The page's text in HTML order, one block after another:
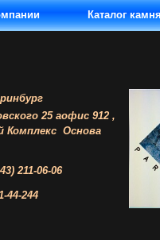
Каталог
25 аофис 912 ,
Комплекс Основа
211-06-06
44-244